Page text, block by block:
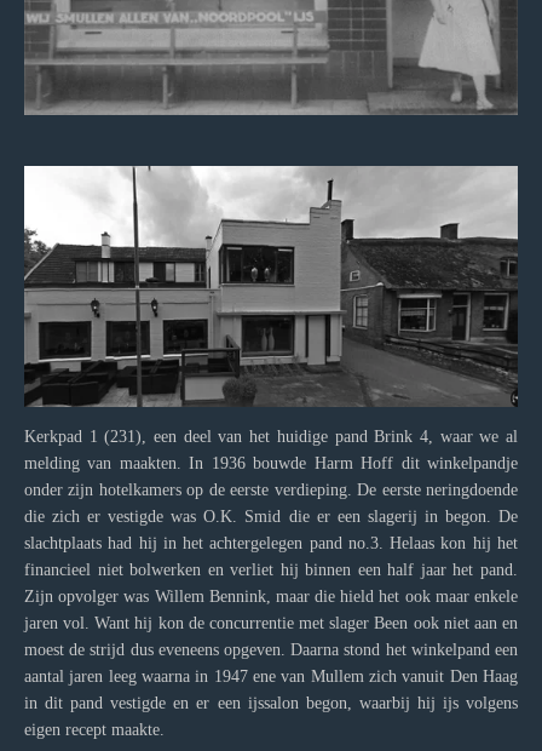
Kerkpad 1 (231), een deel van het huidige pand Brink 4, waar we al
melding van maakten. In 1936 bouwde Harm Hoff dit winkelpandje
onder zijn hotelkamers op de eerste verdieping. De eerste neringdoende
die zich er vestigde was O.K. Smid die er een slagerij in begon. De
slachtplaats had hij in het achtergelegen pand no.3. Helaas kon hij het
financieel niet bolwerken en verliet hij binnen een half jaar het pand.
Zijn opvolger was Willem Bennink, maar die hield het ook maar enkele
jaren vol. Want hij kon de concurrentie met slager Been ook niet aan en
moest de strijd dus eveneens opgeven. Daarna stond het winkelpand een
aantal jaren leeg waarna in 1947 ene van Mullem zich vanuit Den Haag
in dit pand vestigde en er een ijssalon begon, waarbij hij ijs volgens
eigen recept maakte.